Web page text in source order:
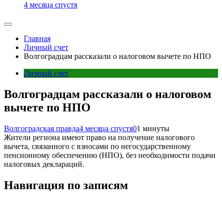
4 месяца спустя
Главная
Личный счет
Волгоградцам рассказали о налоговом вычете по НПО
Личный счет
Волгоградцам рассказали о налоговом
вычете по НПО
Волгоградская правда4 месяца спустя01 минуты
Жители региона имеют право на получение налогового
вычета, связанного с взносами по негосударственному
пенсионному обеспечению (НПО), без необходимости подачи
налоговых деклараций.
Навигация по записям